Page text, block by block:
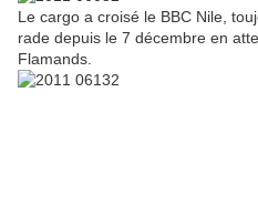
Le cargo a croisé le BBC Nile,
rade depuis le 7 décembre en
Flamands.